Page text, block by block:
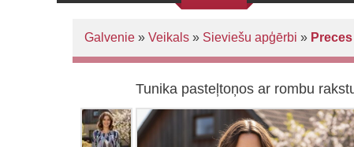
Galvenie » Veikals » Sieviešu apģērbi »
Tunika pasteļtoņos ar rombu